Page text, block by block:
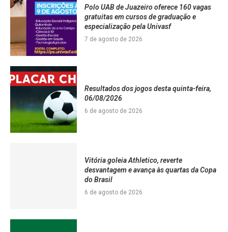
Polo UAB de Juazeiro oferece 160 vagas
gratuitas em cursos de graduação e
especialização pela Univasf
7 de agosto de 2026
Resultados dos jogos desta quinta-feira,
06/08/2026
6 de agosto de 2026
Vitória goleia Athletico, reverte
desvantagem e avança às quartas da Copa
do Brasil
6 de agosto de 2026